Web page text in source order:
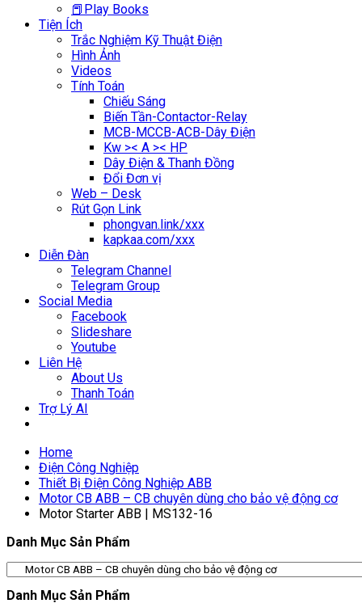
📕Play Books
Tiện Ích
Trắc Nghiệm Kỹ Thuật Điện
Hình Ảnh
Videos
Tính Toán
Chiếu Sáng
Biến Tần-Contactor-Relay
MCB-MCCB-ACB-Dây Điện
Kw >< A >< HP
Dây Điện & Thanh Đồng
Đổi Đơn vị
Web – Desk
Rút Gọn Link
phongvan.link/xxx
kapkaa.com/xxx
Diễn Đàn
Telegram Channel
Telegram Group
Social Media
Facebook
Slideshare
Youtube
Liên Hệ
About Us
Thanh Toán
Trợ Lý AI
Home
Điện Công Nghiệp
Thiết Bị Điện Công Nghiệp ABB
Motor CB ABB – CB chuyên dùng cho bảo vệ động cơ
Motor Starter ABB | MS132-16
Danh Mục Sản Phẩm
Danh Mục Sản Phẩm